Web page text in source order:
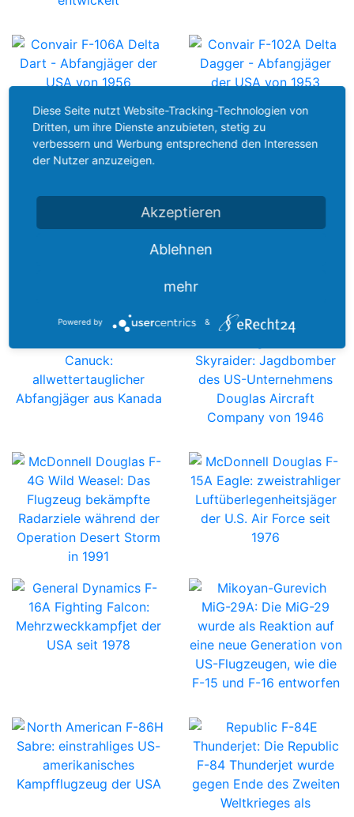
Diese Seite nutzt Website-Tracking-Technologien von
Dritten, um ihre Dienste anzubieten, stetig zu
verbessern und Werbung entsprechend den Interessen
der Nutzer anzuzeigen.
Akzeptieren
Ablehnen
mehr
Powered by &